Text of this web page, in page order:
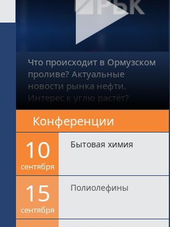
Что происходит в Ормузском
проливе? Актуальные
новости рынка нефти.
Интерес к углю растёт?
Конференции
10
сентября
Бытовая химия
15
сентября
Полиолефины